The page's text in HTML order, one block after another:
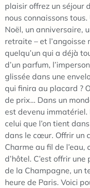
plaisir offrez un séjour
nous connaissons
Noël, un anniversaire,
retraite – et l’angoisse
quelqu’un qui a déjà
d’un parfum,
glissée dans une
qui finira au placard ?
de prix… Dans un
est devenu immatériel.
celui que l’on tient
dans le cœur. Offrir un
Charme au fil de l’eau,
d’hôtel. C’est offrir
de la Champagne, un
heure de Paris. Voici